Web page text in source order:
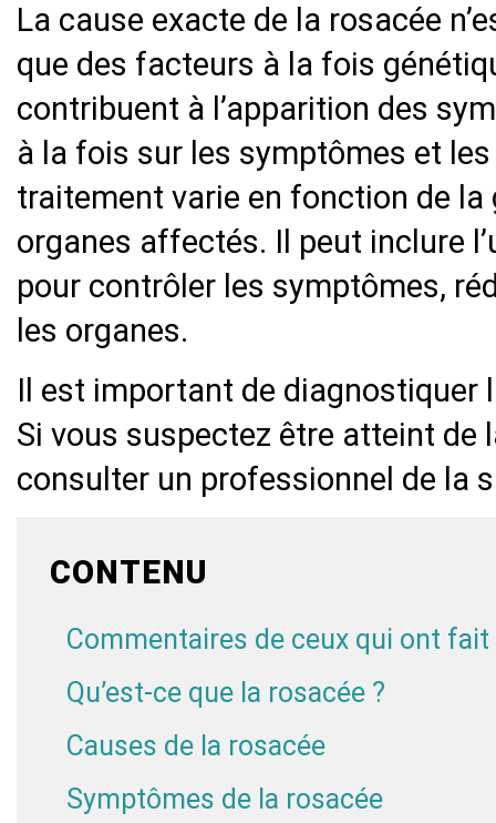
La cause exacte de la rosacée
que des facteurs à la fois
contribuent à l’apparition des
à la fois sur les symptômes et
traitement varie en fonction de
organes affectés. Il peut inclure
pour contrôler les symptômes,
les organes.
Il est important de diagnostiquer
Si vous suspectez être atteint de
consulter un professionnel de la
CONTENU
Commentaires de ceux qui ont
Qu’est-ce que la rosacée ?
Causes de la rosacée
Symptômes de la rosacée